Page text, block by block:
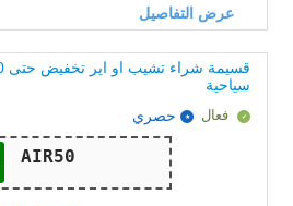
عرض التفاصيل
سياحية
فعال حصري